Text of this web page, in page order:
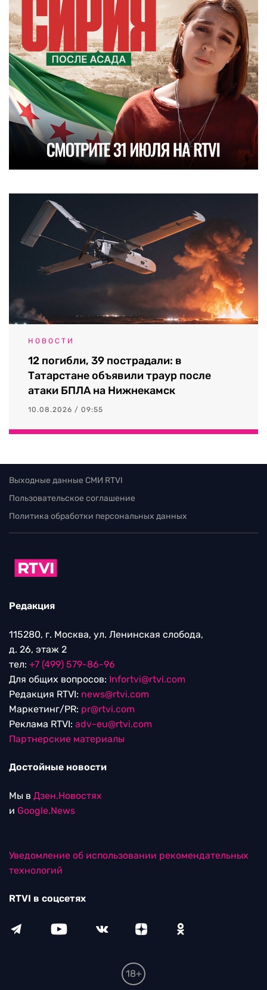
НОВОСТИ
12 погибли, 39 пострадали: в
Татарстане объявили траур после
атаки БПЛА на Нижнекамск
10.08.2026 / 09:55
Выходные данные СМИ RTVI
Пользовательское соглашение
Политика обработки персональных данных
Редакция
115280, г. Москва, ул. Ленинская слобода,
д. 26, этаж 2
тел: +7 (499) 579-86-96
Для общих вопросов: Infortvi@rtvi.com
Редакция RTVI: news@rtvi.com
Маркетинг/PR: pr@rtvi.com
Реклама RTVI: adv-eu@rtvi.com
Партнерские материалы
Достойные новости
Мы в Дзен.Новостях
и Google.News
Уведомление об использовании рекомендательных
технологий
RTVI в соцсетях
18+